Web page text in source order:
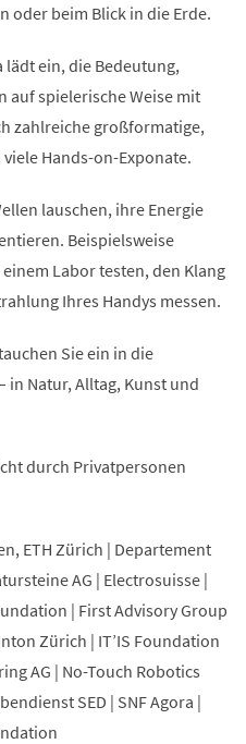
oder beim Blick in die Erde.
lädt ein, die Bedeutung,
auf spielerische Weise mit
zahlreiche großformatige,
Hands-on-Exponate.
lauschen, ihre Energie
Beispielsweise
Labor testen, den Klang
Ihres Handys messen.
Sie ein in die
in Natur, Alltag, Kunst und
durch Privatpersonen
ETH Zürich | Departement
AG | Electrosuisse |
| First Advisory Group
Zürich | IT’IS Foundation
AG | No-Touch Robotics
SED | SNF Agora |